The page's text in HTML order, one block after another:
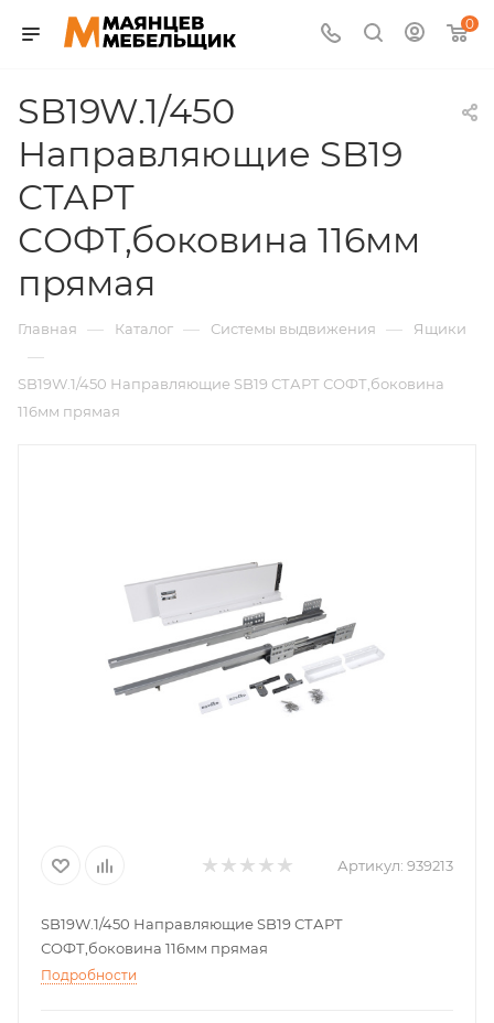
0
SB19W.1/450
Направляющие SB19
СТАРТ
СОФТ,боковина 116мм
прямая
Главная — Каталог — Системы выдвижения — Ящики
—
SB19W.1/450 Направляющие SB19 СТАРТ СОФТ,боковина
116мм прямая
Артикул: 939213
SB19W.1/450 Направляющие SB19 СТАРТ
СОФТ,боковина 116мм прямая
Подробности